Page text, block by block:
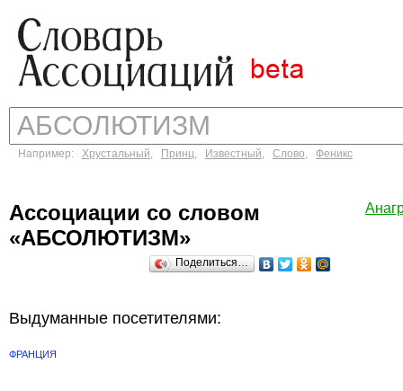
Например: Хрустальный, Принц, Известный, Слово, Феникс
Ассоциации со словом
«АБСОЛЮТИЗМ»
Поделиться…
Выдуманные посетителями:
ФРАНЦИЯ